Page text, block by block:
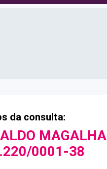
da consulta:
0001-38